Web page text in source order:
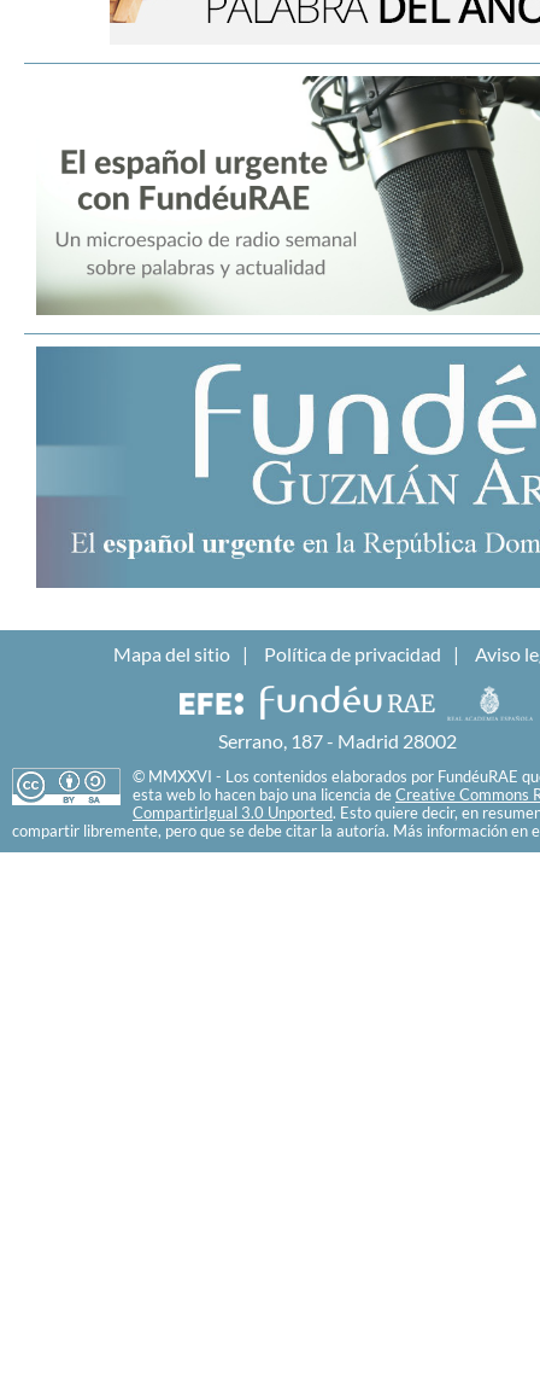
Mapa del sitio Política de privacidad Aviso
Serrano, 187 - Madrid 28002
© MMXXVI - Los contenidos elaborados por FundéuRAE
esta web lo hacen bajo una licencia de Creative Commons
CompartirIgual 3.0 Unported. Esto quiere decir, en
compartir libremente, pero que se debe citar la autoría. Más información en